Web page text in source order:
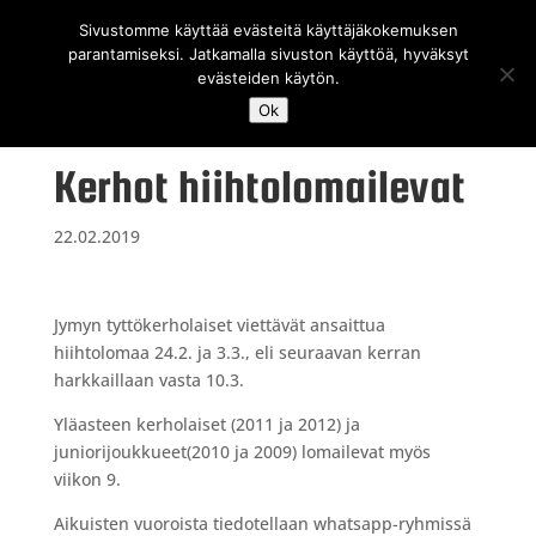
Kerhot hiihtolomailevat
22.02.2019
Jymyn tyttökerholaiset viettävät ansaittua
hiihtolomaa 24.2. ja 3.3., eli seuraavan kerran
harkkaillaan vasta 10.3.
Yläasteen kerholaiset (2011 ja 2012) ja
juniorijoukkueet(2010 ja 2009) lomailevat myös
viikon 9.
Aikuisten vuoroista tiedotellaan whatsapp-ryhmissä
Sivustomme käyttää evästeitä käyttäjäkokemuksen
parantamiseksi. Jatkamalla sivuston käyttöä, hyväksyt
evästeiden käytön.
Ok